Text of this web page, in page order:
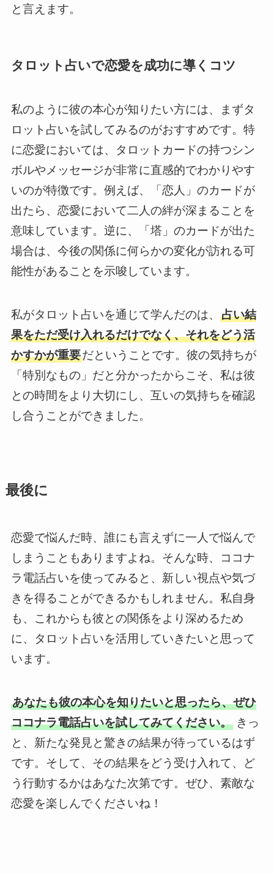
と言えます。
タロット占いで恋愛を成功に導くコツ
私のように彼の本心が知りたい方には、まずタ
ロット占いを試してみるのがおすすめです。特
に恋愛においては、タロットカードの持つシン
ボルやメッセージが非常に直感的でわかりやす
いのが特徴です。例えば、「恋人」のカードが
出たら、恋愛において二人の絆が深まることを
意味しています。逆に、「塔」のカードが出た
場合は、今後の関係に何らかの変化が訪れる可
能性があることを示唆しています。
私がタロット占いを通じて学んだのは、 占い結
果をただ受け入れるだけでなく、それをどう活
かすかが重要だということです。彼の気持ちが
「特別なもの」だと分かったからこそ、私は彼
との時間をより大切にし、互いの気持ちを確認
し合うことができました。
最後に
恋愛で悩んだ時、誰にも言えずに一人で悩んで
しまうこともありますよね。そんな時、ココナ
ラ電話占いを使ってみると、新しい視点や気づ
きを得ることができるかもしれません。私自身
も、これからも彼との関係をより深めるため
に、タロット占いを活用していきたいと思って
います。
あなたも彼の本心を知りたいと思ったら、ぜひ
ココナラ電話占いを試してみてください。きっ
と、新たな発見と驚きの結果が待っているはず
です。そして、その結果をどう受け入れて、ど
う行動するかはあなた次第です。ぜひ、素敵な
恋愛を楽しんでくださいね！